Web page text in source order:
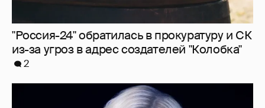
"Россия-24" обратилась в прокуратуру и СК
из-за угроз в адрес создателей "Колобка"
2